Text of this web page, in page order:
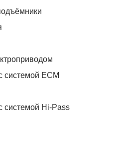
системой ЕСМ
системой Hi-Pass